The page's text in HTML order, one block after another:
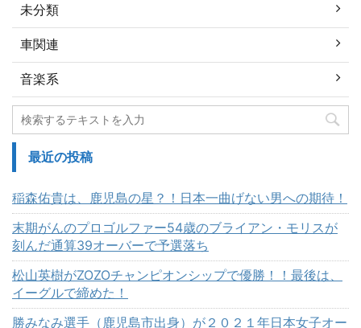
未分類
車関連
音楽系
最近の投稿
稲森佑貴は、鹿児島の星？！日本一曲げない男への期待！
末期がんのプロゴルファー54歳のブライアン・モリスが
刻んだ通算39オーバーで予選落ち
松山英樹がZOZOチャンピオンシップで優勝！！最後は、
イーグルで締めた！
勝みなみ選手（鹿児島市出身）が２０２１年日本女子オー